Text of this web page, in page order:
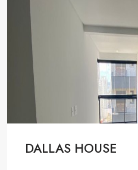
DALLAS HOUSE